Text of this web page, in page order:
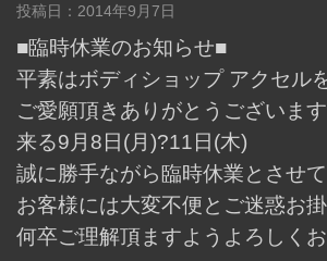
投稿日： 2014年9月7日
■臨時休業のお知らせ■
平素はボディショップ アクセル
ご愛願頂きありがとうございます
来る9月8日(月)?11日(木)
誠に勝手ながら臨時休業とさせて
お客様には大変不便とご迷惑お
何卒ご理解頂ますようよろしく